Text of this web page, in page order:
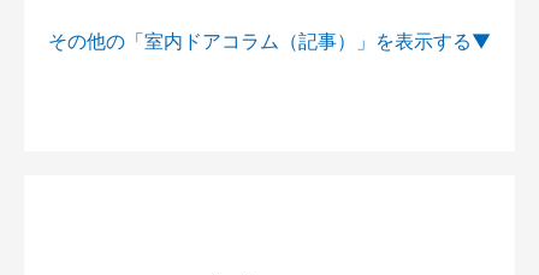
その他の「室内ドアコラム（記事）」を